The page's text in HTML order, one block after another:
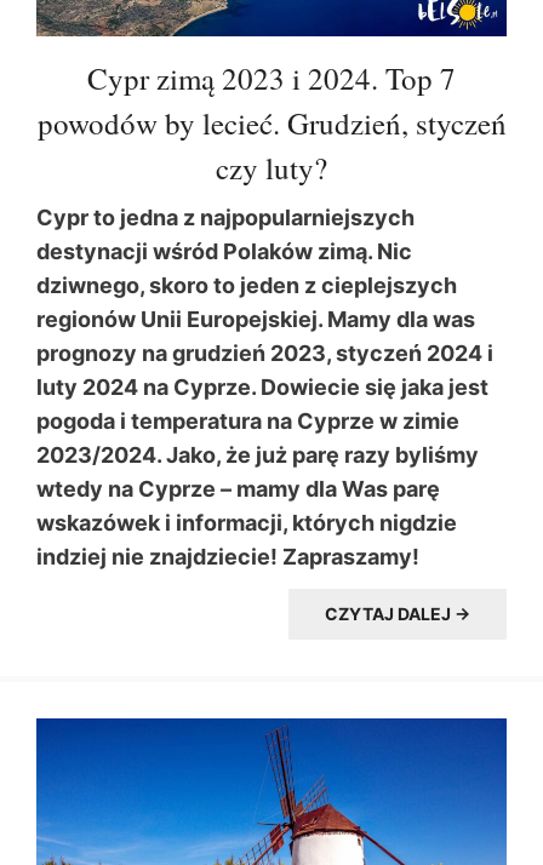
Cypr zimą 2023 i 2024. Top 7
powodów by lecieć. Grudzień, styczeń
czy luty?
Cypr to jedna z najpopularniejszych
destynacji wśród Polaków zimą. Nic
dziwnego, skoro to jeden z cieplejszych
regionów Unii Europejskiej. Mamy dla was
prognozy na grudzień 2023, styczeń 2024 i
luty 2024 na Cyprze. Dowiecie się jaka jest
pogoda i temperatura na Cyprze w zimie
2023/2024. Jako, że już parę razy byliśmy
wtedy na Cyprze – mamy dla Was parę
wskazówek i informacji, których nigdzie
indziej nie znajdziecie! Zapraszamy!
CZYTAJ DALEJ →